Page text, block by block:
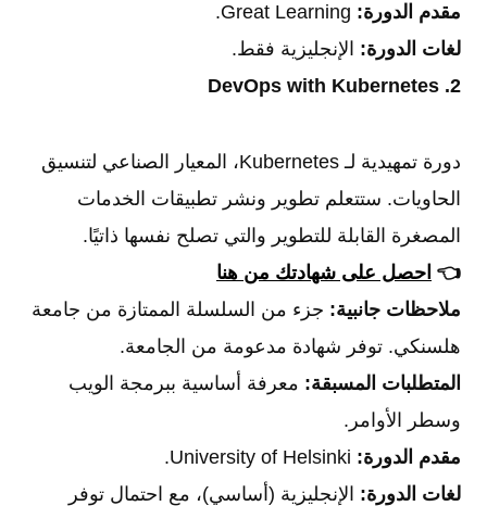
مقدم الدورة:
لغات الدورة: الإنجليزية فقط.
2. DevOps with Kubernetes
دورة تمهيدية لـ Kubernetes، المعيار الصناعي لتنسيق
الحاويات. ستتعلم تطوير ونشر تطبيقات الخدمات
المصغرة القابلة للتطوير والتي تصلح نفسها ذاتيًا.
👈 احصل على شهادتك من هنا
ملاحظات جانبية: جزء من السلسلة الممتازة من جامعة
هلسنكي. توفر شهادة مدعومة من الجامعة.
المتطلبات المسبقة: معرفة أساسية ببرمجة الويب
وسطر الأوامر.
مقدم الدورة:
لغات الدورة: الإنجليزية (أساسي)، مع احتمال توفر